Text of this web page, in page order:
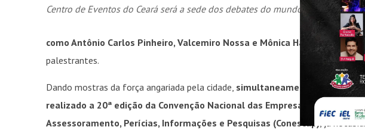
Centro de Eventos do Ceará será a sede dos debates do mundo business
como Antônio Carlos Pinheiro, Valcemiro Nossa e Mônica Hauck . Felipe
palestrantes.
Dando mostras da força angariada pela cidade, simultaneamente à
realizado a 20ª edição da Convenção Nacional das Empresas de Serviços
Assessoramento, Perícias, Informações e Pesquisas (Conescap), já